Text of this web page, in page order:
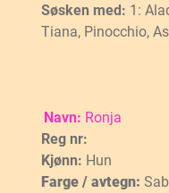
Søsken med: 1:
Tiana, Pinocchio,
Navn: Ronja
Reg nr:
Kjønn: Hun
Farge / avtegn: